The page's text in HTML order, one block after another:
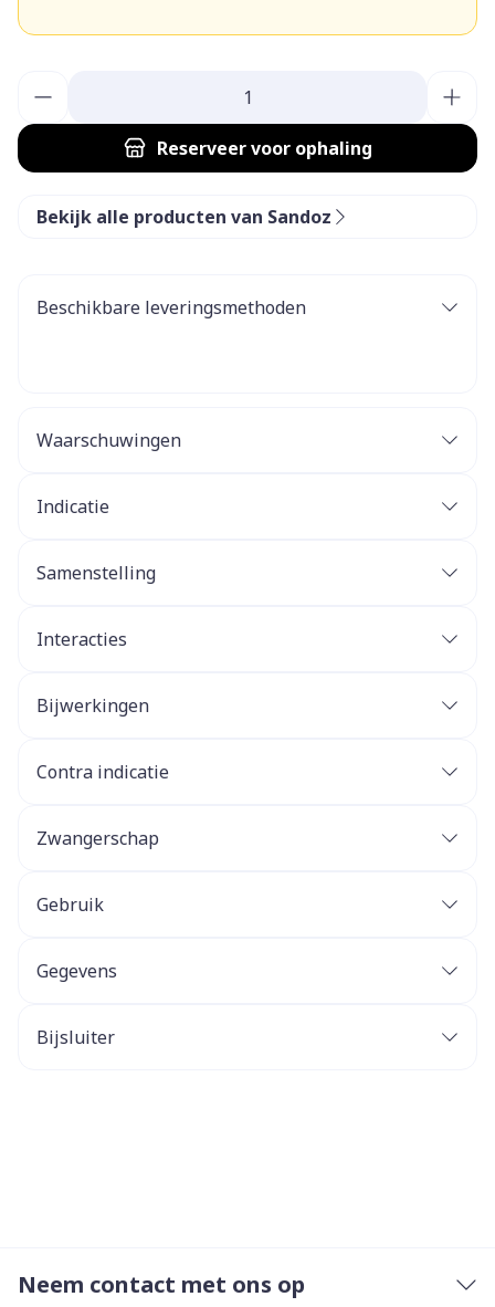
Reserveervoor ophaling
Bekijk alle producten van Sandoz
Beschikbare leveringsmethoden
Waarschuwingen
Indicatie
Samenstelling
Interacties
Bijwerkingen
Contra indicatie
Zwangerschap
Gebruik
Gegevens
Bijsluiter
Neem contact met ons op